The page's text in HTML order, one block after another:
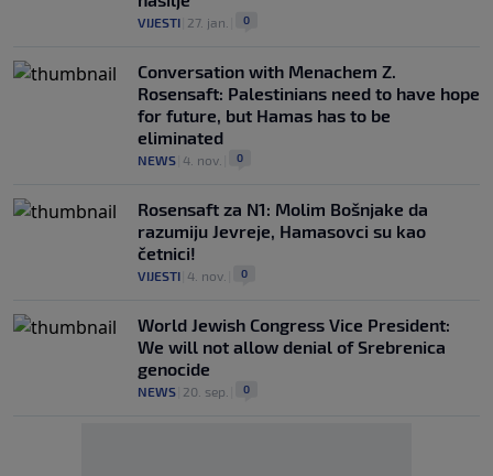
VIJESTI 27. jan. 0
Conversation with Menachem Z.
Rosensaft: Palestinians need to have hope
for future, but Hamas has to be
eliminated
NEWS 4. nov. 0
Rosensaft za N1: Molim Bošnjake da
razumiju Jevreje, Hamasovci su kao
četnici!
VIJESTI 4. nov. 0
World Jewish Congress Vice President:
We will not allow denial of Srebrenica
genocide
NEWS 20. sep. 0